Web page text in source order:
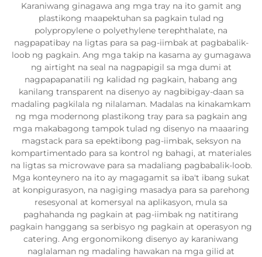
Karaniwang ginagawa ang mga tray na ito gamit ang
plastikong maapektuhan sa pagkain tulad ng
polypropylene o polyethylene terephthalate, na
nagpapatibay na ligtas para sa pag-iimbak at pagbabalik-
loob ng pagkain. Ang mga takip na kasama ay gumagawa
ng airtight na seal na nagpapigil sa mga dumi at
nagpapapanatili ng kalidad ng pagkain, habang ang
kanilang transparent na disenyo ay nagbibigay-daan sa
madaling pagkilala ng nilalaman. Madalas na kinakamkam
ng mga modernong plastikong tray para sa pagkain ang
mga makabagong tampok tulad ng disenyo na maaaring
magstack para sa epektibong pag-iimbak, seksyon na
kompartimentado para sa kontrol ng bahagi, at materiales
na ligtas sa microwave para sa madaliang pagbabalik-loob.
Mga konteynero na ito ay magagamit sa iba't ibang sukat
at konpigurasyon, na nagiging masadya para sa parehong
resesyonal at komersyal na aplikasyon, mula sa
paghahanda ng pagkain at pag-iimbak ng natitirang
pagkain hanggang sa serbisyo ng pagkain at operasyon ng
catering. Ang ergonomikong disenyo ay karaniwang
naglalaman ng madaling hawakan na mga gilid at